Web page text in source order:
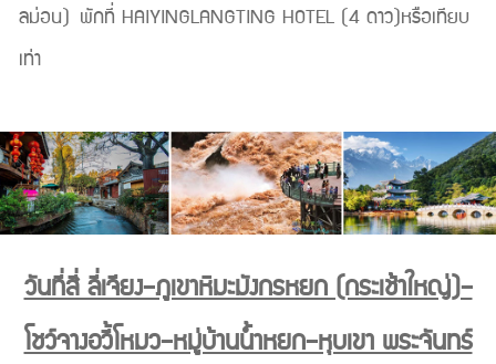
ลม่อน) พักที่ HAIYINGLANGTING HOTEL (4 ดาว)หรือเทียบ
เท่า
วันที่สี่ ลี่เจียง–ภูเขาหิมะมังกรหยก (กระเช้าใหญ่)–
โชว์จางอวี้โหมว–หมู่บ้านน้ำหยก–หุบเขา พระจันทร์